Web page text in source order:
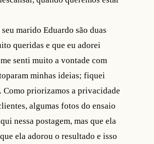
seu marido Eduardo são duas
queridas e que eu adorei
senti muito a vontade com
minhas ideias; fiquei
priorizamos a privacidade
algumas fotos do ensaio
nessa postagem, mas que ela
ela adorou o resultado e isso